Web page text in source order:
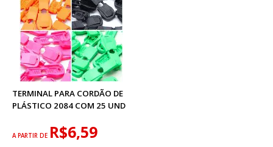
TERMINAL PARA CORDÃO DE
PLÁSTICO 2084 COM 25 UND
A PARTIR DE R$6,59